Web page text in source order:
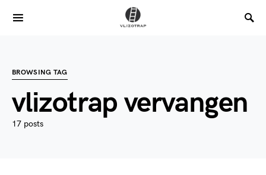
BROWSING TAG
vlizotrap vervangen
17 posts